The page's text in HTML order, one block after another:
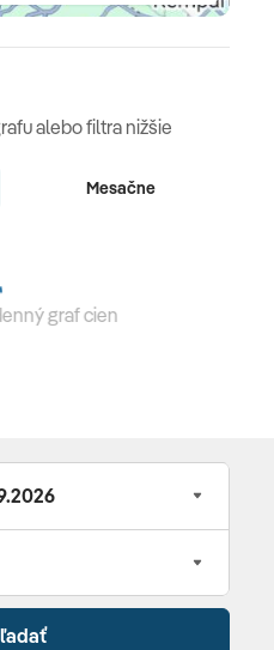
bufet v hlavnej
menu v à la carte
čiastočne za doplatok) •
• vybrané alkoholické a
káva, čaj a drobné
nápoje) •
bufetom a extra
Corallo
• pool bar • snackbar
• internet: WLAN/WiFi
• 6 reštaurácií • 2
• tenisové kurty •
PADI • škola
• plachtenie • katamarán
• 333 izieb
alebo filtra nižšie
Mesačne
graf cien